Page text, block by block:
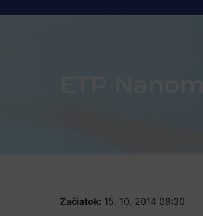
ETP
Začiatok: 15. 10. 2014 08:30